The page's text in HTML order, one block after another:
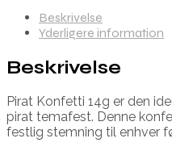
Beskrivelse
Yderligere information
Beskrivelse
Pirat Konfetti 14g er den
pirat temafest. Denne
festlig stemning til enhver